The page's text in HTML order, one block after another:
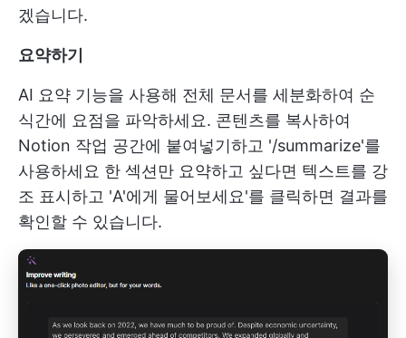
겠습니다.
요약하기
AI 요약 기능을 사용해 전체 문서를 세분화하여 순
식간에 요점을 파악하세요. 콘텐츠를 복사하여
Notion 작업 공간에 붙여넣기하고 '/summarize'를
사용하세요 한 섹션만 요약하고 싶다면 텍스트를 강
조 표시하고 'A'에게 물어보세요'를 클릭하면 결과를
확인할 수 있습니다.